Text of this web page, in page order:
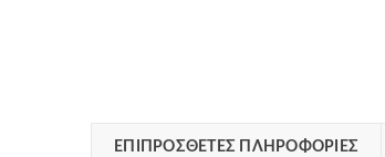
ΕΠΙΠΡΌΣΘΕΤΕΣ ΠΛΗΡΟΦΟΡΊΕΣ